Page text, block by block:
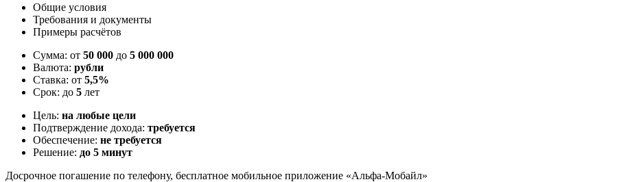
Общие условия
Требования и документы
Примеры расчётов
Сумма: от 50 000 до 5 000 000
Валюта: рубли
Ставка: от 5,5%
Срок: до 5 лет
Цель: на любые цели
Подтверждение дохода: требуется
Обеспечение: не требуется
Решение: до 5 минут
Досрочное погашение по телефону, бесплатное мобильное приложение «Альфа-Мобайл»